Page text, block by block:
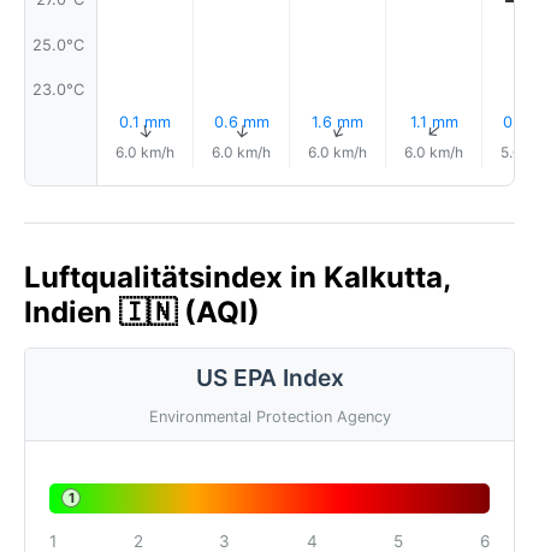
25.0°C
23.0°C
0.1 mm
↑
6.0 km/h
0.6 mm
↑
6.0 km/h
1.6 mm
↑
6.0 km/h
1.1 mm
↑
6.0 km/h
0.6
5.0
Luftqualitätsindex in Kalkutta,
Indien 🇮🇳 (AQI)
US EPA Index
Environmental Protection Agency
1
1 2 3 4 5 6